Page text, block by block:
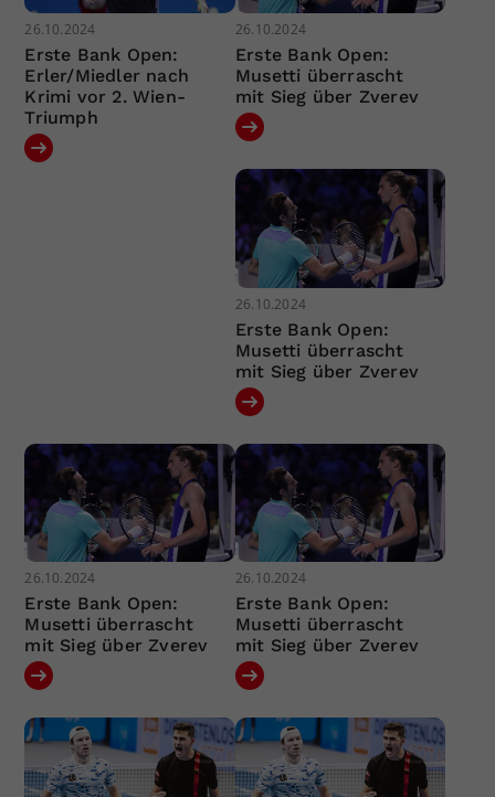
26.10.2024
Erste Bank Open:
Erler/Miedler nach
Krimi vor 2. Wien-
Triumph
26.10.2024
Erste Bank Open:
Musetti überrascht
mit Sieg über Zverev
26.10.2024
Erste Bank Open:
Musetti überrascht
mit Sieg über Zverev
26.10.2024
Erste Bank Open:
Musetti überrascht
mit Sieg über Zverev
26.10.2024
Erste Bank Open:
Musetti überrascht
mit Sieg über Zverev